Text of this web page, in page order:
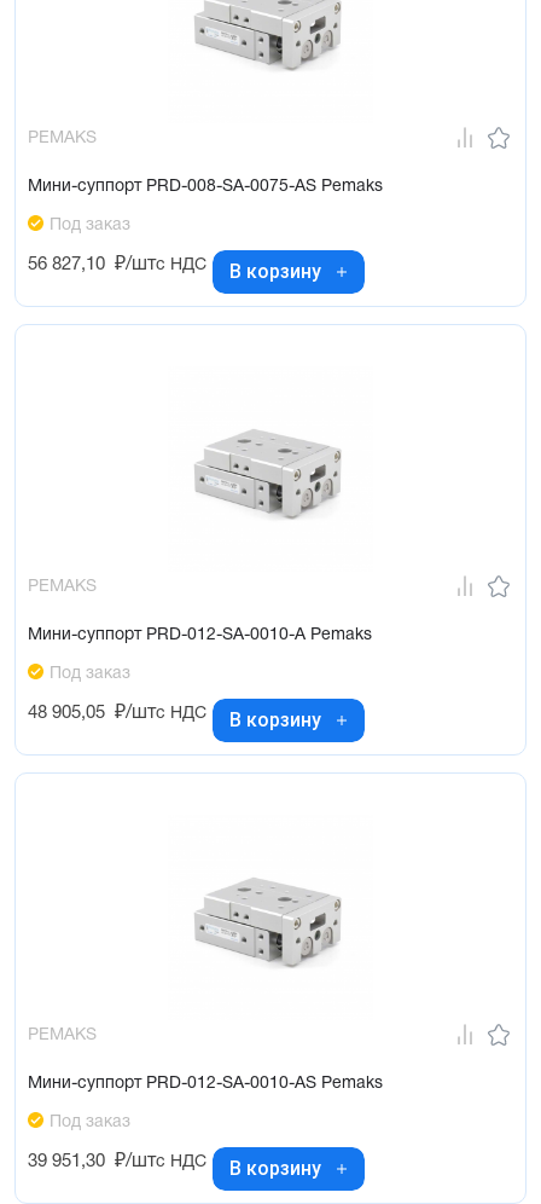
PEMAKS
Мини-суппорт PRD-008-SA-0075-AS Pemaks
Под заказ
56 827,10 ₽/штс НДС В корзину
PEMAKS
Мини-суппорт PRD-012-SA-0010-A Pemaks
Под заказ
48 905,05 ₽/штс НДС В корзину
PEMAKS
Мини-суппорт PRD-012-SA-0010-AS Pemaks
Под заказ
39 951,30 ₽/штс НДС В корзину